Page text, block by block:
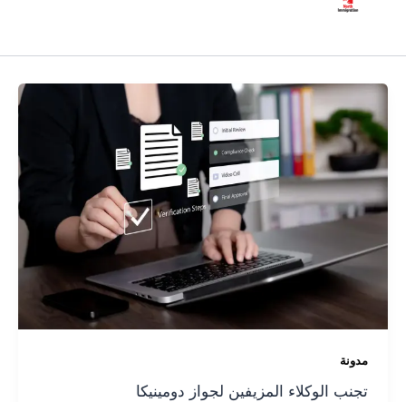
مدونة
تجنب الوكلاء المزيفين لجواز دومينيكا